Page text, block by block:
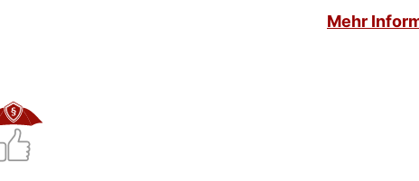
Mehr